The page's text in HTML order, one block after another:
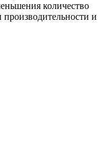
количество
и